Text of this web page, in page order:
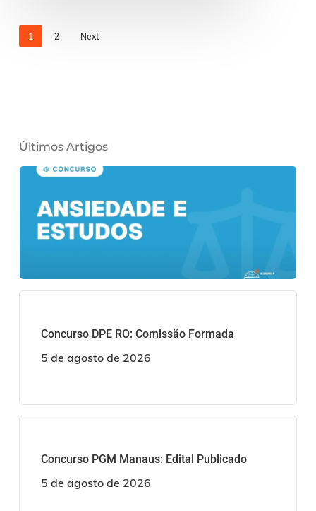
1 2 Next
Últimos Artigos
Concurso DPE RO: Comissão Formada
5 de agosto de 2026
Concurso PGM Manaus: Edital Publicado
5 de agosto de 2026